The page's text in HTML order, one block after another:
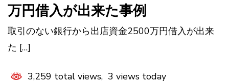
万円借入が出来た事例
取引のない銀行から出店資金2500万円借入が出来
た […]
3,259 total views, 3 views today